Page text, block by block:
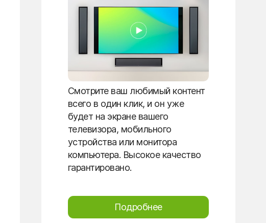
Смотрите ваш любимый контент
всего в один клик, и он уже
будет на экране вашего
телевизора, мобильного
устройства или монитора
компьютера. Высокое качество
гарантировано.
Подробнее